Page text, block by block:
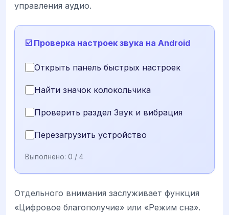
управления аудио.
☑️ Проверка настроек звука на Android
Открыть панель быстрых настроек
Найти значок колокольчика
Проверить раздел Звук и вибрация
Перезагрузить устройство
Выполнено: 0 / 4
Отдельного внимания заслуживает функция
«Цифровое благополучие» или «Режим сна».